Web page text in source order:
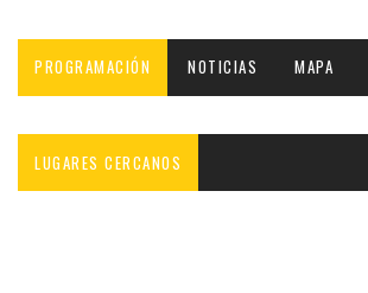
PROGRAMACIÓN NOTICIAS MAPA
LUGARES CERCANOS